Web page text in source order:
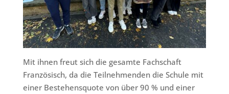
Mit ihnen freut sich die gesamte Fachschaft
Französisch, da die Teilnehmenden die Schule mit
einer Bestehensquote von über 90 % und einer